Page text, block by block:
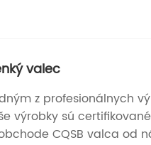
valec
z profesionálnych
výrobky sú
CQSB valca od